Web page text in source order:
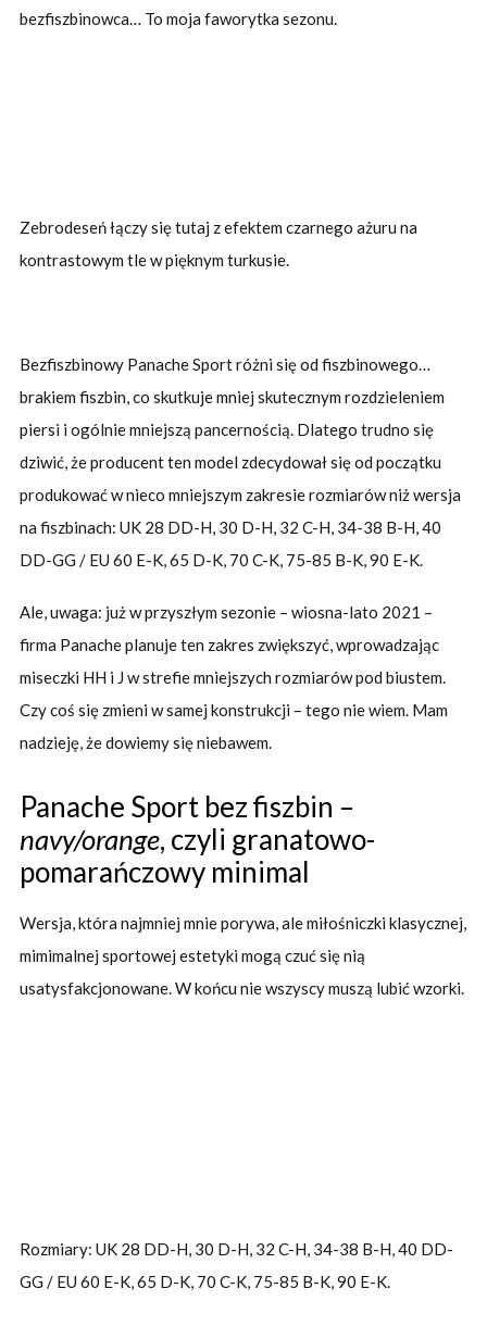
bezfiszbinowca… To moja faworytka sezonu.
Zebrodeseń łączy się tutaj z efektem czarnego ażuru na
kontrastowym tle w pięknym turkusie.
Bezfiszbinowy Panache Sport różni się od fiszbinowego…
brakiem fiszbin, co skutkuje mniej skutecznym rozdzieleniem
piersi i ogólnie mniejszą pancernością. Dlatego trudno się
dziwić, że producent ten model zdecydował się od początku
produkować w nieco mniejszym zakresie rozmiarów niż wersja
na fiszbinach: UK 28 DD-H, 30 D-H, 32 C-H, 34-38 B-H, 40
DD-GG / EU 60 E-K, 65 D-K, 70 C-K, 75-85 B-K, 90 E-K.
Ale, uwaga: już w przyszłym sezonie – wiosna-lato 2021 –
firma Panache planuje ten zakres zwiększyć, wprowadzając
miseczki HH i J w strefie mniejszych rozmiarów pod biustem.
Czy coś się zmieni w samej konstrukcji – tego nie wiem. Mam
nadzieję, że dowiemy się niebawem.
Panache Sport bez fiszbin –
navy/orange, czyli granatowo-
pomarańczowy minimal
Wersja, która najmniej mnie porywa, ale miłośniczki klasycznej,
mimimalnej sportowej estetyki mogą czuć się nią
usatysfakcjonowane. W końcu nie wszyscy muszą lubić wzorki.
Rozmiary: UK 28 DD-H, 30 D-H, 32 C-H, 34-38 B-H, 40 DD-
GG / EU 60 E-K, 65 D-K, 70 C-K, 75-85 B-K, 90 E-K.